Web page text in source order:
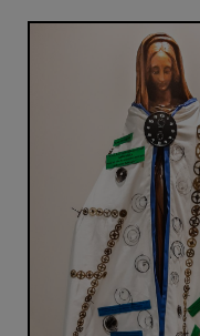
F1250f43.jpg